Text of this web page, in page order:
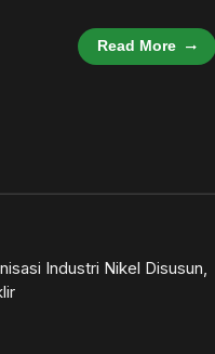
Read More
Industri Nikel Disusun,